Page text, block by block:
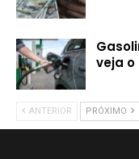
veja
ANTERIOR PRÓXIMO